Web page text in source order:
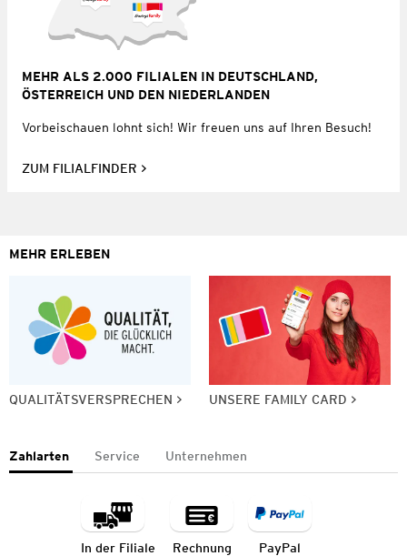
MEHR ALS 2.000 FILIALEN IN DEUTSCHLAND,
ÖSTERREICH UND DEN NIEDERLANDEN
Vorbeischauen lohnt sich! Wir freuen uns auf Ihren Besuch!
ZUM FILIALFINDER
MEHR ERLEBEN
QUALITÄTSVERSPRECHEN UNSERE FAMILY CARD
Zahlarten Service Unternehmen
In der Filiale Rechnung PayPal